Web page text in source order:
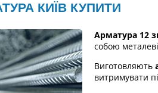
КИЇВ КУПИТИ
Арматура 12
собою
Виготовляють
витримувати